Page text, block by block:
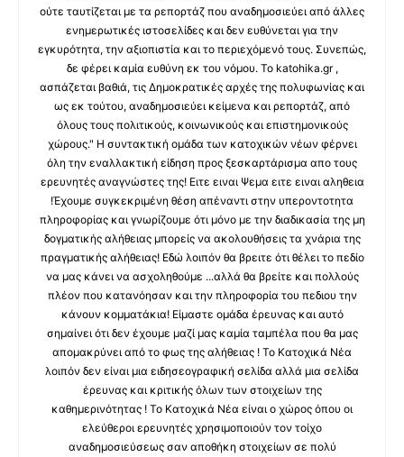
ούτε ταυτίζεται με τα ρεπορτάζ που αναδημοσιεύει από άλλες
ενημερωτικές ιστοσελίδες και δεν ευθύνεται για την
εγκυρότητα, την αξιοπιστία και το περιεχόμενό τους. Συνεπώς,
δε φέρει καμία ευθύνη εκ του νόμου. Το katohika.gr ,
ασπάζεται βαθιά, τις Δημοκρατικές αρχές της πολυφωνίας και
ως εκ τούτου, αναδημοσιεύει κείμενα και ρεπορτάζ, από
όλους τους πολιτικούς, κοινωνικούς και επιστημονικούς
χώρους." Η συντακτική ομάδα των κατοχικών νέων φέρνει
όλη την εναλλακτική είδηση προς ξεσκαρτάρισμα απο τους
ερευνητές αναγνώστες της! Ειτε ειναι Ψεμα ειτε ειναι αληθεια
!Έχουμε συγκεκριμένη θέση απέναντι στην υπεροντοτητα
πληροφορίας και γνωρίζουμε ότι μόνο με την διαδικασία της μη
δογματικής αλήθειας μπορείς να ακολουθήσεις τα χνάρια της
πραγματικής αλήθειας! Εδώ λοιπόν θα βρειτε ότι θέλει το πεδίο
να μας κάνει να ασχοληθούμε ...αλλά θα βρείτε και πολλούς
πλέον που κατανόησαν και την πληροφορία του πεδιου την
κάνουν κομματάκια! Είμαστε ομάδα έρευνας και αυτό
σημαίνει ότι δεν έχουμε μαζί μας καμία ταμπέλα που θα μας
απομακρύνει από το φως της αλήθειας ! Το Κατοχικά Νέα
λοιπόν δεν είναι μια ειδησεογραφική σελίδα αλλά μια σελίδα
έρευνας και κριτικής όλων των στοιχείων της
καθημερινότητας ! Το Κατοχικά Νέα είναι ο χώρος όπου οι
ελεύθεροι ερευνητές χρησιμοποιούν τον τοίχο
αναδημοσιεύσεως σαν αποθήκη στοιχείων σε πολύ